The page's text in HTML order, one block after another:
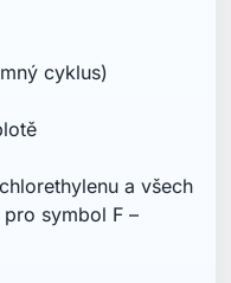
cyklus)
a všech
symbol F –